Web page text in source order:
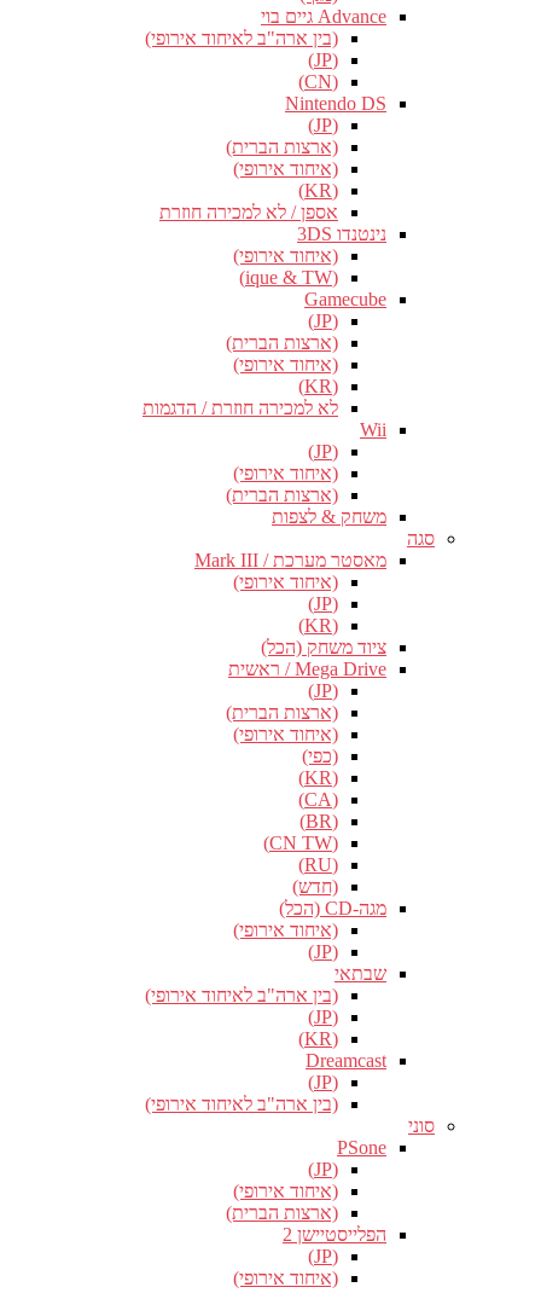
Advance גיים בוי
(בין ארה"ב לאיחוד אירופי)
(JP)
(CN)
Nintendo DS
(JP)
(ארצות הברית)
(איחוד אירופי)
(KR)
אספן / לא למכירה חוזרת
נינטנדו 3DS
(איחוד אירופי)
(ique & TW)
Gamecube
(JP)
(ארצות הברית)
(איחוד אירופי)
(KR)
לא למכירה חוזרת / הדגמות
Wii
(JP)
(איחוד אירופי)
(ארצות הברית)
משחק & לצפות
סגה
מאסטר מערכת / Mark III
(איחוד אירופי)
(JP)
(KR)
ציוד משחק (הכל)
Mega Drive / ראשית
(JP)
(ארצות הברית)
(איחוד אירופי)
(כפי)
(KR)
(CA)
(BR)
(CN TW)
(RU)
(חדש)
מגה-CD (הכל)
(איחוד אירופי)
(JP)
שבתאי
(בין ארה"ב לאיחוד אירופי)
(JP)
(KR)
Dreamcast
(JP)
(בין ארה"ב לאיחוד אירופי)
סוני
PSone
(JP)
(איחוד אירופי)
(ארצות הברית)
הפלייסטיישן 2
(JP)
(איחוד אירופי)